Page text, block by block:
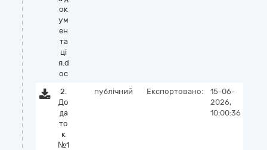
ок
ум
ен
та
цi
я.d
oc
2.
До
да
то
к
№1
публічний Експортовано:
15-06-
2026,
10:00:36